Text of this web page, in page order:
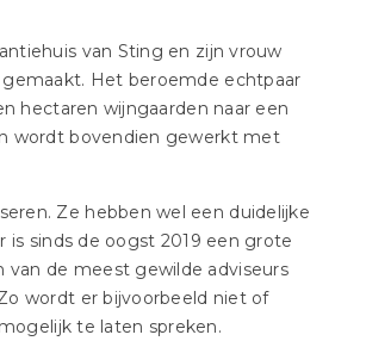
van Sting en zijn vrouw
gemaakt. Het beroemde echtpaar
hectaren wijngaarden naar een
wordt bovendien gewerkt met
Ze hebben wel een duidelijke
is sinds de oogst 2019 een grote
van de meest gewilde adviseurs
wordt er bijvoorbeeld niet of
te laten spreken.